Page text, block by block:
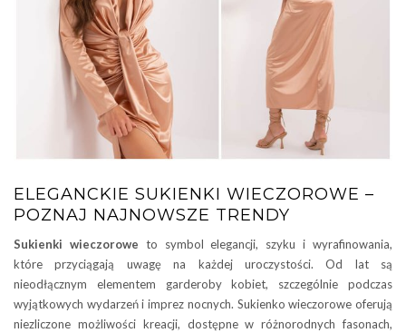
ELEGANCKIE SUKIENKI WIECZOROWE –
POZNAJ NAJNOWSZE TRENDY
Sukienki wieczorowe to symbol elegancji, szyku i wyrafinowania,
które przyciągają uwagę na każdej uroczystości. Od lat są
nieodłącznym elementem garderoby kobiet, szczególnie podczas
wyjątkowych wydarzeń i imprez nocnych. Sukienko wieczorowe oferują
niezliczone możliwości kreacji, dostępne w różnorodnych fasonach,